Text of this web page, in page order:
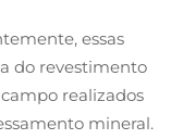
essas
do revestimento
realizados
mineral.